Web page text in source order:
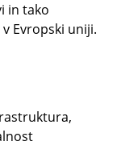
in tako
Evropski uniji.